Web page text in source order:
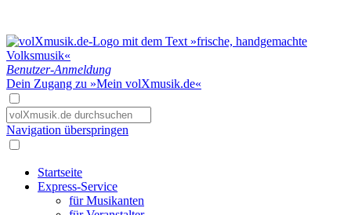
Benutzer-Anmeldung
Dein Zugang zu »Mein volXmusik.de«
Navigation überspringen
Startseite
Express-Service
für Musikanten